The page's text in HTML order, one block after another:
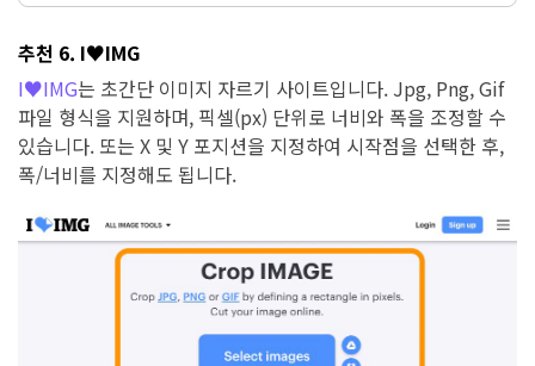
추천 6. I♥IMG
I♥IMG는 초간단 이미지 자르기 사이트입니다. Jpg, Png, Gif
파일 형식을 지원하며, 픽셀(px) 단위로 너비와 폭을 조정할 수
있습니다. 또는 X 및 Y 포지션을 지정하여 시작점을 선택한 후,
폭/너비를 지정해도 됩니다.